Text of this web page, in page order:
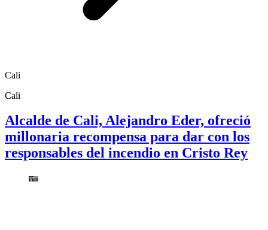
Cali
Cali
Alcalde de Cali, Alejandro Eder, ofreció
millonaria recompensa para dar con los
responsables del incendio en Cristo Rey